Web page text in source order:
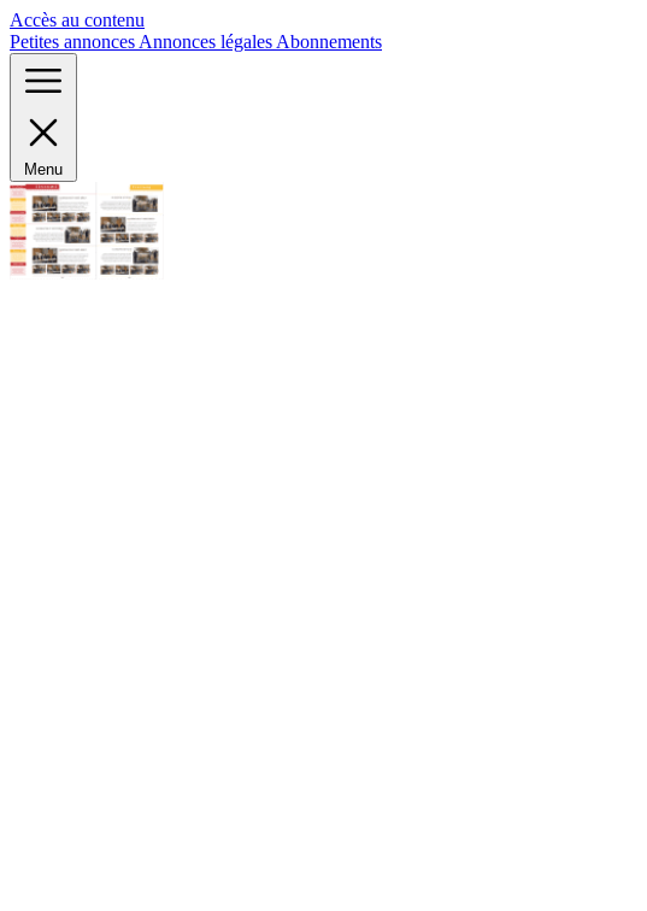
Accès au contenu
Petites annonces Annonces légales Abonnements
Menu
Panneau de gestion des cookies